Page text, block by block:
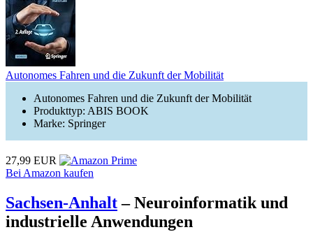
Autonomes Fahren und die Zukunft der Mobilität
Autonomes Fahren und die Zukunft der Mobilität
Produkttyp: ABIS BOOK
Marke: Springer
27,99 EUR
Bei Amazon kaufen
Sachsen-Anhalt– Neuroinformatik und
industrielle Anwendungen